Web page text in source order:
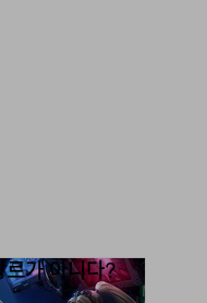
르가 아니다?